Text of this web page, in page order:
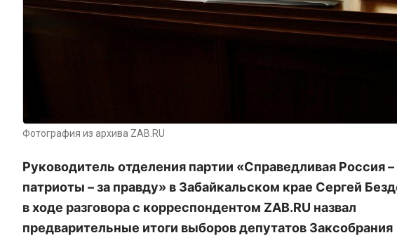
Фотография из архива ZAB.RU
Руководитель отделения партии «Справедливая Россия –
патриоты – за правду» в Забайкальском крае Сергей
в ходе разговора с корреспондентом ZAB.RU назвал
предварительные итоги выборов депутатов Заксобрания